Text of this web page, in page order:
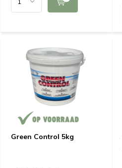
Green Control 5kg